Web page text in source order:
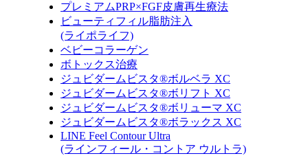
プレミアムPRP×FGF皮膚再生療法
ビューティフィル脂肪注入
(ライポライフ)
ベビーコラーゲン
ボトックス治療
ジュビダームビスタ®ボルベラ XC
ジュビダームビスタ®ボリフト XC
ジュビダームビスタ®ボリューマ XC
ジュビダームビスタ®ボラックス XC
LINE Feel Contour Ultra
(ラインフィール・コントア ウルトラ)